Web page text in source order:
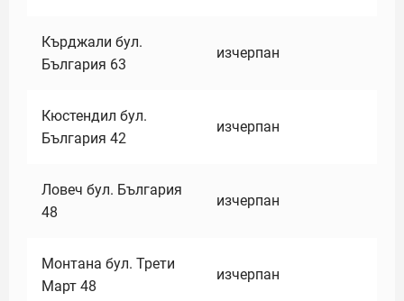
Кърджали бул.
България 63
изчерпан
Кюстендил бул.
България 42
изчерпан
Ловеч бул. България
48
изчерпан
Монтана бул. Трети
Март 48
изчерпан